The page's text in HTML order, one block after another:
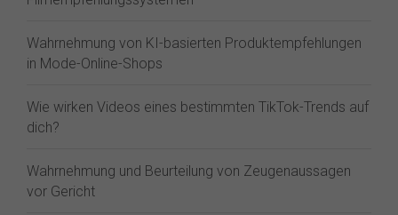
Wahrnehmung von KI-basierten Produktempfehlungen
in Mode-Online-Shops
Wie wirken Videos eines bestimmten TikTok-Trends auf
dich?
Wahrnehmung und Beurteilung von Zeugenaussagen
vor Gericht